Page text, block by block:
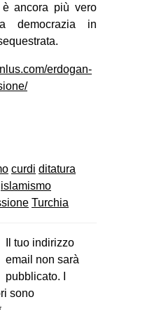
ancora più vero
democrazia in
erdogan-
curdi ditatura
islamismo
Turchia
Il tuo indirizzo
email non sarà
pubblicato.
sono